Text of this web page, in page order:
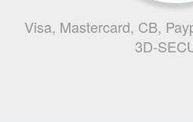
Visa, Mastercard, CB,
3D-